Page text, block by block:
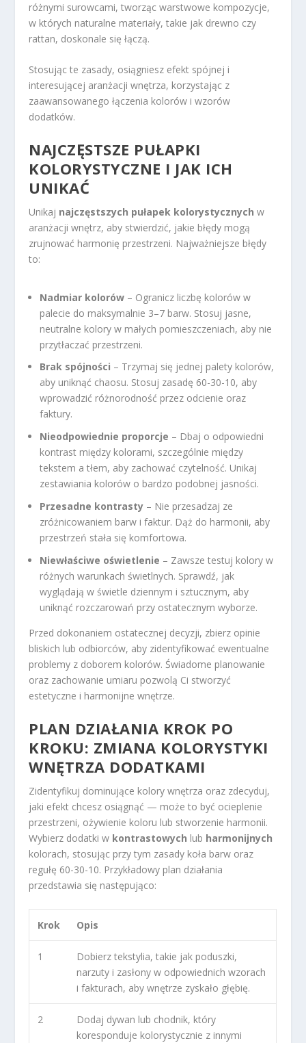
różnymi surowcami, tworząc warstwowe kompozycje,
w których naturalne materiały, takie jak drewno czy
rattan, doskonale się łączą.
Stosując te zasady, osiągniesz efekt spójnej i
interesującej aranżacji wnętrza, korzystając z
zaawansowanego łączenia kolorów i wzorów
dodatków.
NAJCZĘSTSZE PUŁAPKI
KOLORYSTYCZNE I JAK ICH
UNIKAĆ
Unikaj najczęstszych pułapek kolorystycznych w
aranżacji wnętrz, aby stwierdzić, jakie błędy mogą
zrujnować harmonię przestrzeni. Najważniejsze błędy
to:
Nadmiar kolorów – Ogranicz liczbę kolorów w
palecie do maksymalnie 3–7 barw. Stosuj jasne,
neutralne kolory w małych pomieszczeniach, aby nie
przytłaczać przestrzeni.
Brak spójności – Trzymaj się jednej palety kolorów,
aby uniknąć chaosu. Stosuj zasadę 60-30-10, aby
wprowadzić różnorodność przez odcienie oraz
faktury.
Nieodpowiednie proporcje – Dbaj o odpowiedni
kontrast między kolorami, szczególnie między
tekstem a tłem, aby zachować czytelność. Unikaj
zestawiania kolorów o bardzo podobnej jasności.
Przesadne kontrasty – Nie przesadzaj ze
zróżnicowaniem barw i faktur. Dąż do harmonii, aby
przestrzeń stała się komfortowa.
Niewłaściwe oświetlenie – Zawsze testuj kolory w
różnych warunkach świetlnych. Sprawdź, jak
wyglądają w świetle dziennym i sztucznym, aby
uniknąć rozczarowań przy ostatecznym wyborze.
Przed dokonaniem ostatecznej decyzji, zbierz opinie
bliskich lub odbiorców, aby zidentyfikować ewentualne
problemy z doborem kolorów. Świadome planowanie
oraz zachowanie umiaru pozwolą Ci stworzyć
estetyczne i harmonijne wnętrze.
PLAN DZIAŁANIA KROK PO
KROKU: ZMIANA KOLORYSTYKI
WNĘTRZA DODATKAMI
Zidentyfikuj dominujące kolory wnętrza oraz zdecyduj,
jaki efekt chcesz osiągnąć — może to być ocieplenie
przestrzeni, ożywienie koloru lub stworzenie harmonii.
Wybierz dodatki w kontrastowych lub harmonijnych
kolorach, stosując przy tym zasady koła barw oraz
regułę 60-30-10. Przykładowy plan działania
przedstawia się następująco:
Krok Opis
1
Dobierz tekstylia, takie jak poduszki,
narzuty i zasłony w odpowiednich wzorach
i fakturach, aby wnętrze zyskało głębię.
2
Dodaj dywan lub chodnik, który
koresponduje kolorystycznie z innymi